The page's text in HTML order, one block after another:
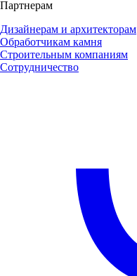
Партнерам
Дизайнерам и архитекторам
Обработчикам камня
Строительным компаниям
Сотрудничество